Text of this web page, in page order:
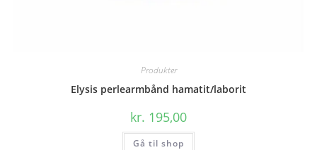
Produkter
Elysis perlearmbånd hamatit/laborit
kr. 195,00
Gå til shop